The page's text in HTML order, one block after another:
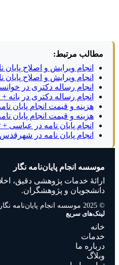
مطالب مرتبط:
انجام ویرایش و اصلاح
انجام ویرایش و اصلاح
انجام رساله دکتری در
انجام رساله دکتری در بانه
هزینه و قیمت انجام پایان
هزینه و قیمت انجام پایان
انجام پایان نامه در عباسی
انجام پایان نامه در
موسسه انجام پایان‌نامه نگار
ارائهٔ خدمات پژوهشی دقیق،
دانشجویان و پژوهشگران.
© 2025 موسسه انجام پایان‌نامه نگار — تمامی حقوق محفوظ است.
لینک‌های سریع
خانه
خدمات
درباره ما
وبلاگ